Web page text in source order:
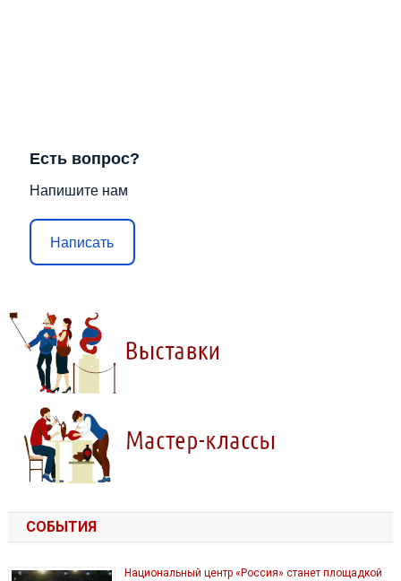
Есть вопрос?
Напишите нам
Написать
СОБЫТИЯ
Национальный центр «Россия» станет площадкой